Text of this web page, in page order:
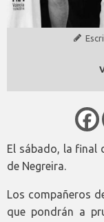
El sábado, la final
de Negreira.
Los compañeros
que pondrán a